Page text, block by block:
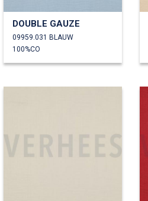
DOUBLE GAUZE
09959.031 BLAUW
100%CO